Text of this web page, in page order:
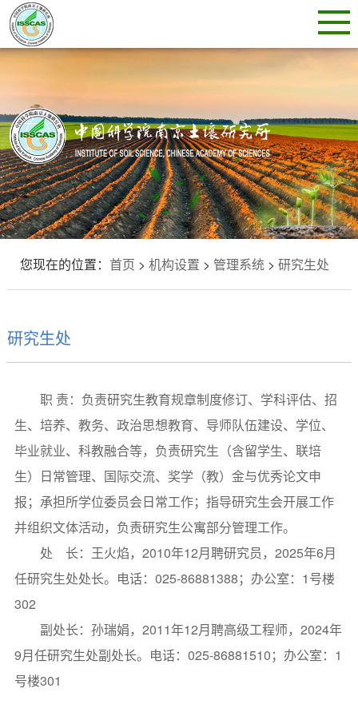
您现在的位置： 首页 > 机构设置 > 管理系统> 研究生处
研究生处
职 责：负责研究生教育规章制度修订、学科评估、招
生、培养、教务、政治思想教育、导师队伍建设、学位、
毕业就业、科教融合等，负责研究生（含留学生、联培
生）日常管理、国际交流、奖学（教）金与优秀论文申
报；承担所学位委员会日常工作；指导研究生会开展工作
并组织文体活动，负责研究生公寓部分管理工作。
处 长：王火焰，2010年12月聘研究员，2025年6月
任研究生处处长。电话：025-86881388；办公室：1号楼
302
副处长：孙瑞娟，2011年12月聘高级工程师，2024年
9月任研究生处副处长。电话：025-86881510；办公室：1
号楼301